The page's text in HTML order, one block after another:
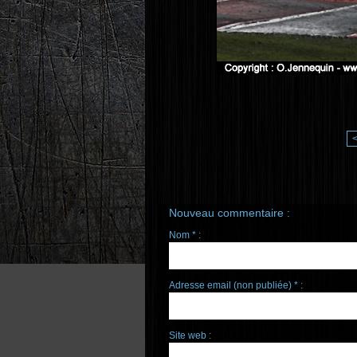
<
Nouveau commentaire :
Nom * :
Adresse email (non publiée) * :
Site web :